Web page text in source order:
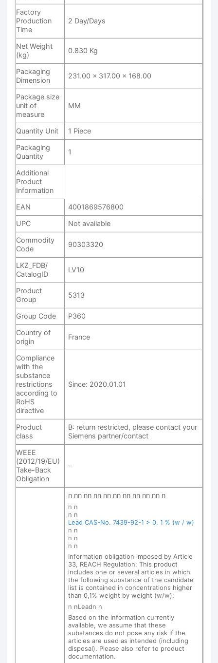
Factory
Production
Time
2 Day/Days
Net Weight
(kg)
0.830 Kg
Packaging
Dimension
231.00 x 317.00 x 168.00
Package size
unit of
measure
MM
Quantity Unit
1 Piece
Packaging
Quantity
1
Additional
Product
Information
EAN
4001869576800
UPC
Not available
Commodity
Code
90303320
LKZ_FDB/
CatalogID
LV10
Product
Group
5313
Group Code
P360
Country of
origin
France
Compliance
with the
substance
restrictions
according to
RoHS
directive
Since: 2020.01.01
Product
class
B: return restricted, please contact your
Siemens partner/contact
WEEE
(2012/19/EU)
Take-Back
Obligation
–
n nn nn nn nn nn nn nn nn nn n
n n
n n
Lead CAS-No. 7439-92-1 > 0, 1 % (w / w)
n n
n n
n n
Information obligation imposed by Article
33, REACH Regulation: This product
includes one or several articles in which
the following substance of the candidate
list is contained in concentrations higher
than 0,1% weight by weight (w/w):
n nLeadn n
Based on the information currently
available, we assume that these
substances do not pose any risk if the
articles are used as intended (including
disposal). Please also refer to product
documentation.